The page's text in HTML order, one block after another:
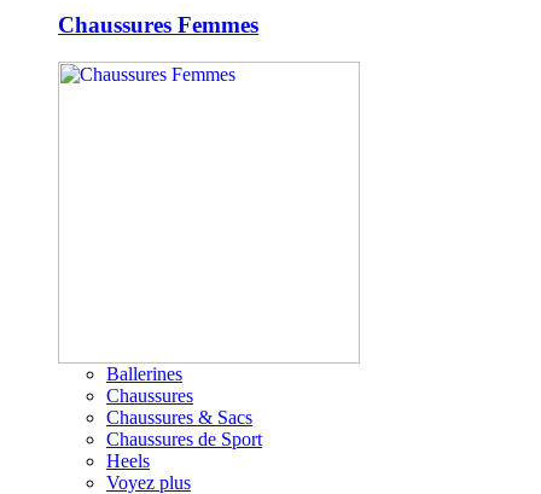
Chaussures Femmes
Ballerines
Chaussures
Chaussures & Sacs
Chaussures de Sport
Heels
Voyez plus